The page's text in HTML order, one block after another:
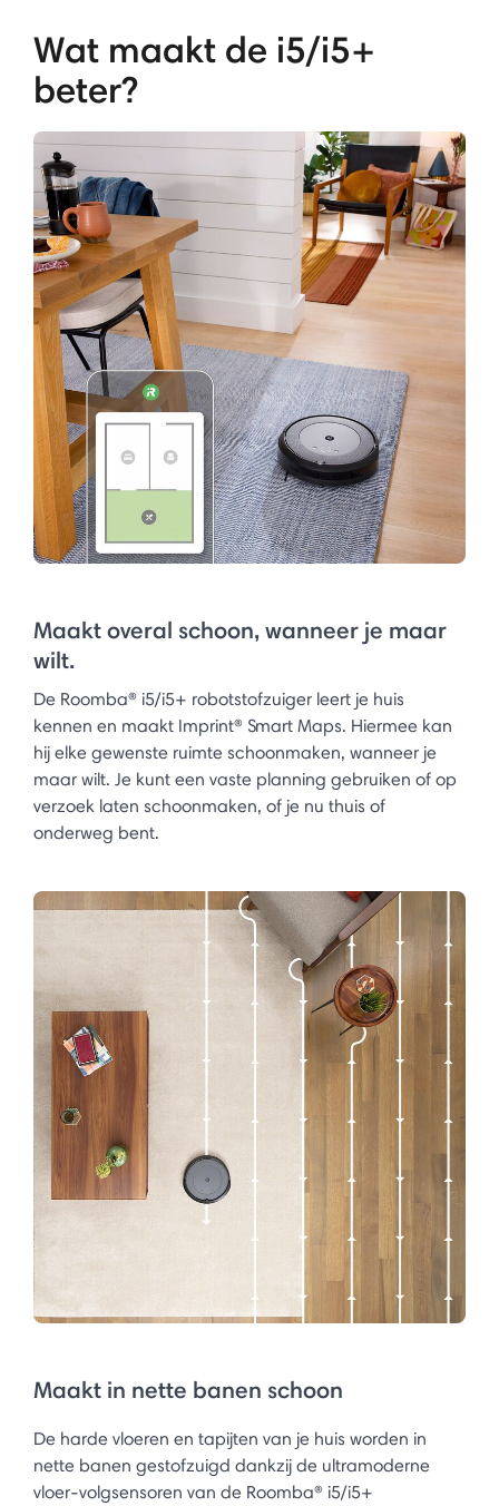
Wat maakt de i5/i5+
beter?
Maakt overal schoon, wanneer je maar
wilt.
De Roomba® i5/i5+ robotstofzuiger leert je huis
kennen en maakt Imprint® Smart Maps. Hiermee kan
hij elke gewenste ruimte schoonmaken, wanneer je
maar wilt. Je kunt een vaste planning gebruiken of op
verzoek laten schoonmaken, of je nu thuis of
onderweg bent.
Maakt in nette banen schoon
De harde vloeren en tapijten van je huis worden in
nette banen gestofzuigd dankzij de ultramoderne
vloer-volgsensoren van de Roomba® i5/i5+